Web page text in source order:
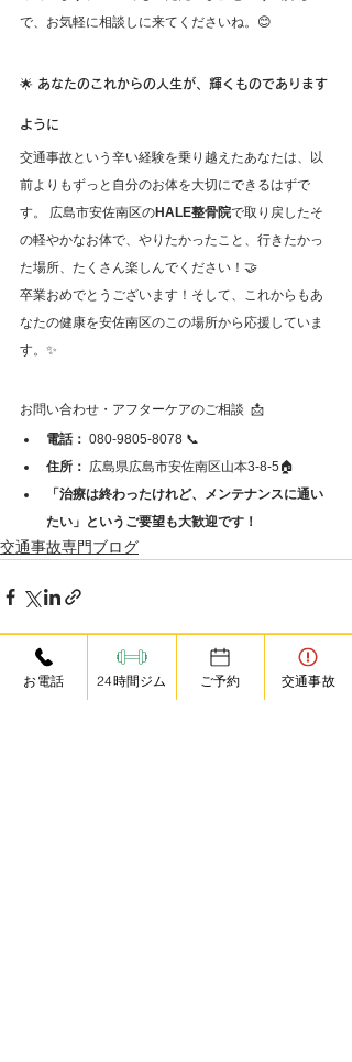
で、お気軽に相談しに来てくださいね。😊
🌟 あなたのこれからの人生が、輝くものであります
ように
交通事故という辛い経験を乗り越えたあなたは、以
前よりもずっと自分のお体を大切にできるはずで
す。 広島市安佐南区のHALE整骨院で取り戻したそ
の軽やかなお体で、やりたかったこと、行きたかっ
た場所、たくさん楽しんでください！🤝
卒業おめでとうございます！そして、これからもあ
なたの健康を安佐南区のこの場所から応援していま
す。✨
お問い合わせ・アフターケアのご相談 📩
電話： 080-9805-8078 📞
住所： 広島県広島市安佐南区山本3-8-5🏠
「治療は終わったけれど、メンテナンスに通い
たい」というご要望も大歓迎です！
交通事故専門ブログ
お電話 24時間ジム ご予約 交通事故